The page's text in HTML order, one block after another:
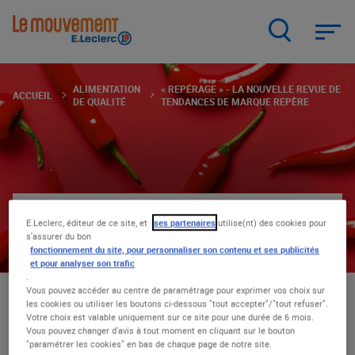
ACCUEIL
ALIMENTATION
DE QUALITÉ
« REPÉRAGE » - LA NOUVELLE REVUE DE
TENDANCES DE MARQUE REPÈRE
« Repérage » - La nouvelle
revue de tendances de
Marque Repère
ALIMENTATION DE QUALITÉ 02.04.24
E.Leclerc, éditeur de ce site, et ses partenaires utilise(nt) des cookies pour
s'assurer du bon
fonctionnement du site, pour personnaliser son contenu et ses publicités
et pour analyser son trafic
.
Vous pouvez accéder au centre de paramétrage pour exprimer vos choix sur
les cookies ou utiliser les boutons ci-dessous "tout accepter"/"tout refuser".
Votre choix est valable uniquement sur ce site pour une durée de 6 mois.
Vous pouvez changer d'avis à tout moment en cliquant sur le bouton
"paramétrer les cookies" en bas de chaque page de notre site.